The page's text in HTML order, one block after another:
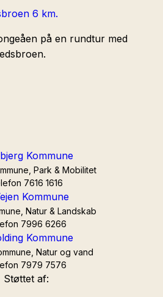
6 km.
på en rundtur med
Park & Mobilitet
7616 1616
Natur & Landskab
7996 6266
Natur og vand
7979 7576
Støttet af: